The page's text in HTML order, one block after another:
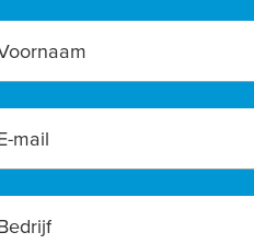
mail